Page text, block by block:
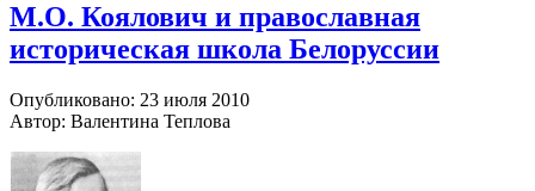
М.О. Коялович и православная
историческая школа Белоруссии
Опубликовано: 23 июля 2010
Автор: Валентина Теплова